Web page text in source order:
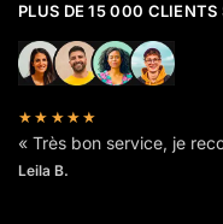
PLUS DE 15 000 CLIENTS
★★★★★
« Très bon service, je
Leila B.